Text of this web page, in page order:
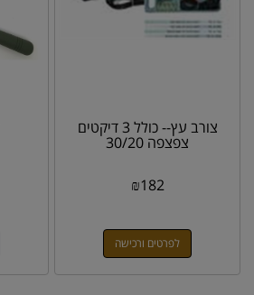
צורב עץ-- כולל 3 דיקטים
צפצפה 30/20
₪182
לפרטים ורכישה